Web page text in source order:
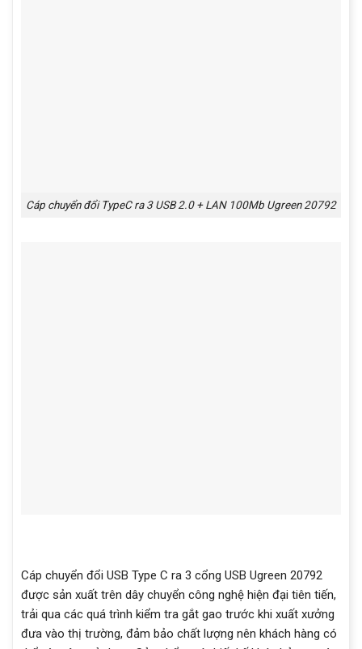
Cáp chuyển đổi TypeC ra 3 USB 2.0 + LAN 100Mb Ugreen 20792
Cáp chuyển đổi USB Type C ra 3 cổng USB Ugreen 20792
được sản xuất trên dây chuyển công nghệ hiện đại tiên tiến,
trải qua các quá trình kiểm tra gắt gao trước khi xuất xưởng
đưa vào thị trường, đảm bảo chất lượng nên khách hàng có